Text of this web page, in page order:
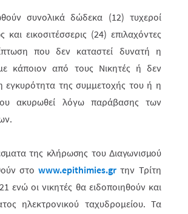
συνολικά δώδεκα (12) τυχεροί
και εικοσιτέσσερις (24) επιλαχό­ντες
που δεν καταστεί δυνατή η
με κά­ποιον από τους Νικητές ή δεν
εγκυρότητα της συμμετοχής του ή η
ακυρωθεί λόγω παράβασης των
της κλήρωσης του Διαγωνισμού
στο www.epithimies.gr την Τρίτη
ενώ οι νικητές θα ειδοποιηθούν και
ηλεκτρονικού ταχυδρομείου. Τα